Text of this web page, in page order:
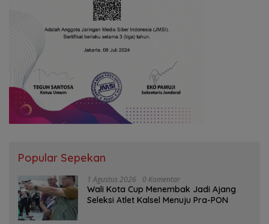
Popular Sepekan
1 Agustus 2026 0 Komentar
Wali Kota Cup Menembak Jadi Ajang
Seleksi Atlet Kalsel Menuju Pra-PON